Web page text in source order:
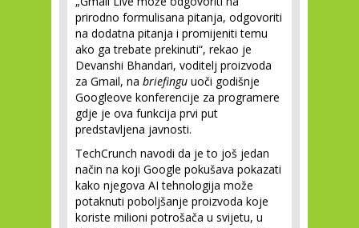
prirodno formulisana pitanja, odgovoriti
na dodatna pitanja i promijeniti temu
ako ga trebate prekinuti“, rekao je
Devanshi Bhandari, voditelj proizvoda
za Gmail, na briefingu uoči godišnje
Googleove konferencije za programere
gdje je ova funkcija prvi put
predstavljena javnosti.
TechCrunch navodi da je to još jedan
način na koji Google pokušava pokazati
kako njegova AI tehnologija može
potaknuti poboljšanje proizvoda koje
koriste milioni potrošača u svijetu, u